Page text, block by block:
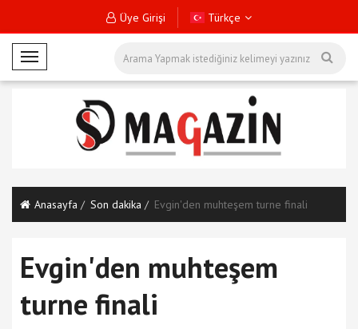
Üye Girişi Türkçe
M
o
üAnasayfa Son dakika Evgin'den muhteşem turne finali
Evgin'den muhteşem
turne finali